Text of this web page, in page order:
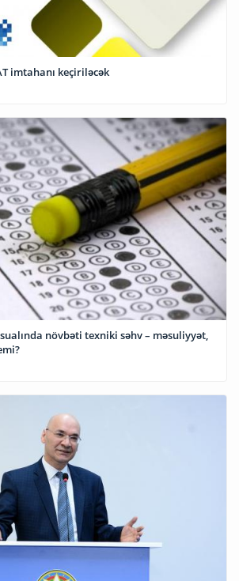
imtahanı keçiriləcək
növbəti texniki səhv – məsuliyyət,